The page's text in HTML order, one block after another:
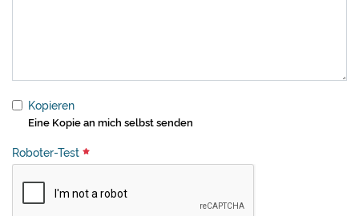
Kopieren
Eine Kopie an mich selbst senden
Roboter-Test